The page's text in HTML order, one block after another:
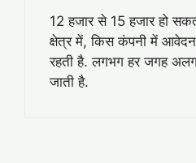
12 हजार से 15 हजार हो
क्षेत्र में, किस कंपनी में आवेदन
रहती है. लगभग हर जगह
जाती है.